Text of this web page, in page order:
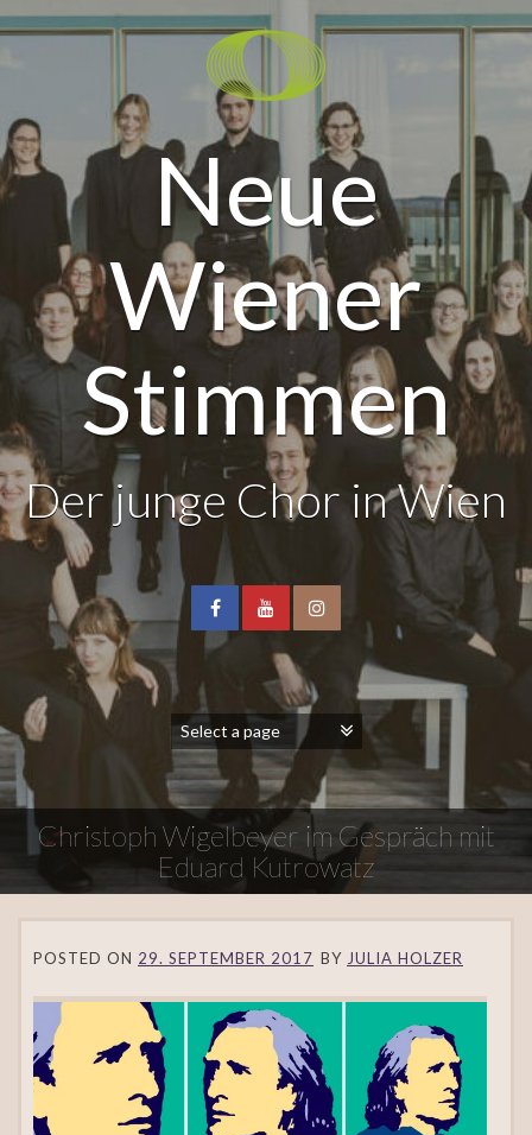
Neue
Wiener
Stimmen
Der junge Chor in Wien
Christoph Wigelbeyer im Gespräch mit
Eduard Kutrowatz
POSTED ON 29. SEPTEMBER 2017 BY JULIA HOLZER